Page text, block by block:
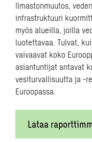
viitemateriaalin
toivottiin
kaupunkikulttuurin
yksityisautoilun
ja palveluiden hyvä
suunnitelmien
haasteellista ja
Luovutimme työn
muodossa.
Ilmastonmuutos,
infrastruktuuri
myös alueilla, joilla
luotettavaa. Tulvat,
vaivaavat koko
asiantuntijat antavat
vesiturvallisuutta ja -
Euroopassa.
Lataa